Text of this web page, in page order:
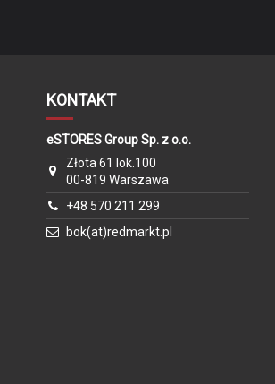
KONTAKT
eSTORES Group Sp. z o.o.
Złota 61 lok.100
00-819 Warszawa
+48 570 211 299
bok(at)redmarkt.pl